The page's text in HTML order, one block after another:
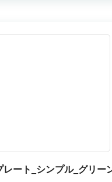
レート_シンプル_グリー